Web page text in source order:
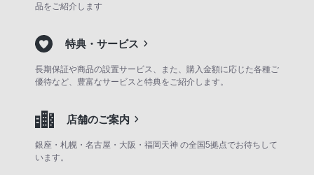
品をご紹介します
特典・サービス
長期保証や商品の設置サービス、また、購入金額に応じた各種ご
優待など、豊富なサービスと特典をご紹介します。
店舗のご案内
銀座・札幌・名古屋・大阪・福岡天神 の全国5拠点でお待ちして
います。